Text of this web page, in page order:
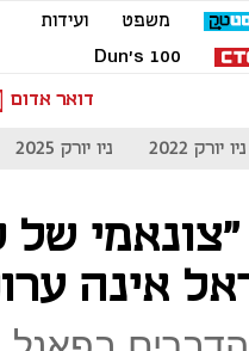
משפט
ועידות
Dun's 100
דואר אדום
ניו יורק 2022 ניו יורק 2025
של
אינה